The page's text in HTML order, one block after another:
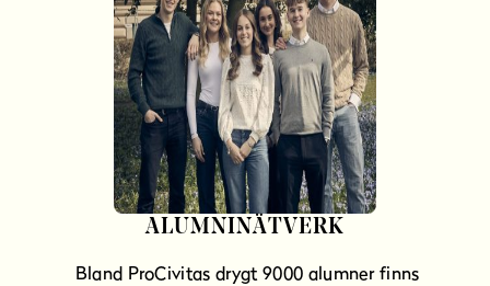
ALUMNINÄTVERK
Bland ProCivitas drygt 9000 alumner finns